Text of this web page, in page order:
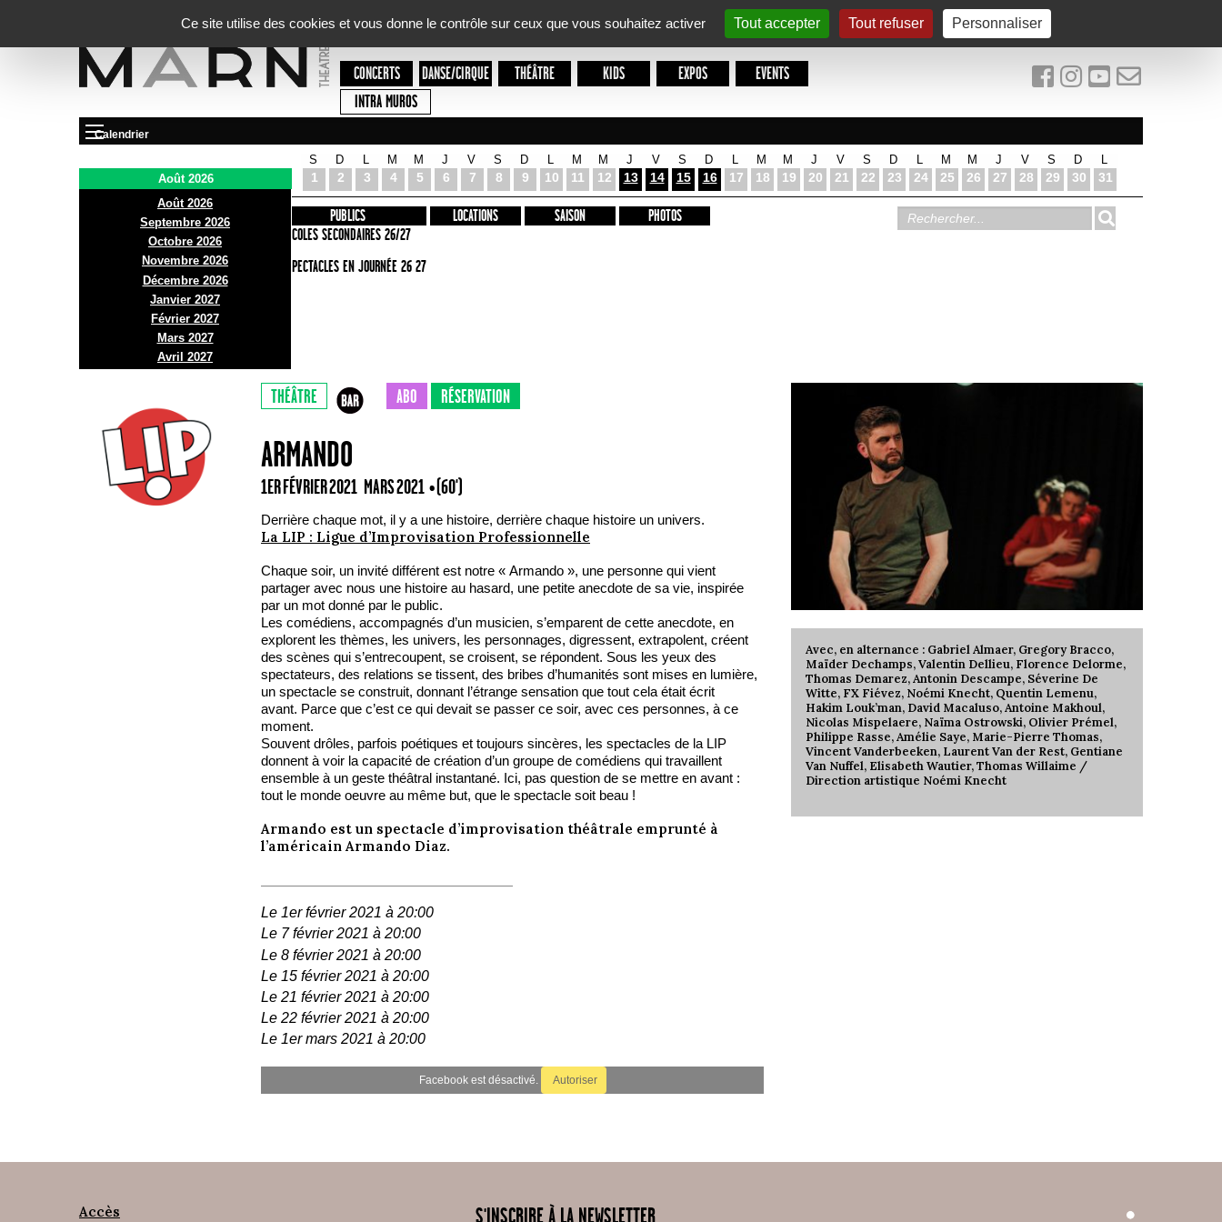
Ce site utilise des cookies et vous donne le contrôle sur ceux que vous souhaitez activer
Tout accepter Tout refuser Personnaliser
CONCERTS DANSE/CIRQUE THÉÂTRE KIDS EXPOS
EVENTS
INTRA MUROS
Calendrier
Août 2026
Août 2026
Septembre 2026
Octobre 2026
Novembre 2026
Décembre 2026
Janvier 2027
Février 2027
Mars 2027
Avril 2027
S
1
D
2 3
M
4
M
5
J
6
V
7
S
8
D
9 10
M
11
M
12
J
13
V
14
S
15
D
16 17
M
18
M
19
J
20
V
21
S
22
D
23 24
M
25
M
26
J
27
V
28
S
29
D
30 31
PRÉSENTATION
INFOS PRATIQUES
ACCES
BAR ET BISTRO
BILLETTERIE
PUBLICS
ECOLES SECONDAIRES 26/27
SPECTACLES EN JOURNÉE 26 27
LOCATIONS SAISON PHOTOS
THÉÂTRE ABO RÉSERVATION
ARMANDO
1ER FÉVRIER 2021 MARS 2021 • (60')
Derrière chaque mot, il y a une histoire, derrière chaque histoire un univers.
La LIP : Ligue d’Improvisation Professionnelle
Chaque soir, un invité différent est notre « Armando », une personne qui vient
partager avec nous une histoire au hasard, une petite anecdote de sa vie, inspirée
par un mot donné par le public.
Les comédiens, accompagnés d’un musicien, s’emparent de cette anecdote, en
explorent les thèmes, les univers, les personnages, digressent, extrapolent, créent
des scènes qui s’entrecoupent, se croisent, se répondent. Sous les yeux des
spectateurs, des relations se tissent, des bribes d’humanités sont mises en lumière,
un spectacle se construit, donnant l’étrange sensation que tout cela était écrit
avant. Parce que c’est ce qui devait se passer ce soir, avec ces personnes, à ce
moment.
Souvent drôles, parfois poétiques et toujours sincères, les spectacles de la LIP
donnent à voir la capacité de création d’un groupe de comédiens qui travaillent
ensemble à un geste théâtral instantané. Ici, pas question de se mettre en avant :
tout le monde oeuvre au même but, que le spectacle soit beau !
Armando est un spectacle d’improvisation théâtrale emprunté à
l’américain Armando Diaz.
Le 1er février 2021 à 20:00
Le 7 février 2021 à 20:00
Le 8 février 2021 à 20:00
Le 15 février 2021 à 20:00
Le 21 février 2021 à 20:00
Le 22 février 2021 à 20:00
Le 1er mars 2021 à 20:00
Facebook est désactivé. Autoriser
Avec, en alternance : Gabriel Almaer, Gregory Bracco,
Maïder Dechamps, Valentin Dellieu, Florence Delorme,
Thomas Demarez, Antonin Descampe, Séverine De
Witte, FX Fiévez, Noémi Knecht, Quentin Lemenu,
Hakim Louk’man, David Macaluso, Antoine Makhoul,
Nicolas Mispelaere, Naïma Ostrowski, Olivier Prémel,
Philippe Rasse, Amélie Saye, Marie-Pierre Thomas,
Vincent Vanderbeeken, Laurent Van der Rest, Gentiane
Van Nuffel, Elisabeth Wautier, Thomas Willaime /
Direction artistique Noémi Knecht
Accès S'INSCRIRE À LA NEWSLETTER